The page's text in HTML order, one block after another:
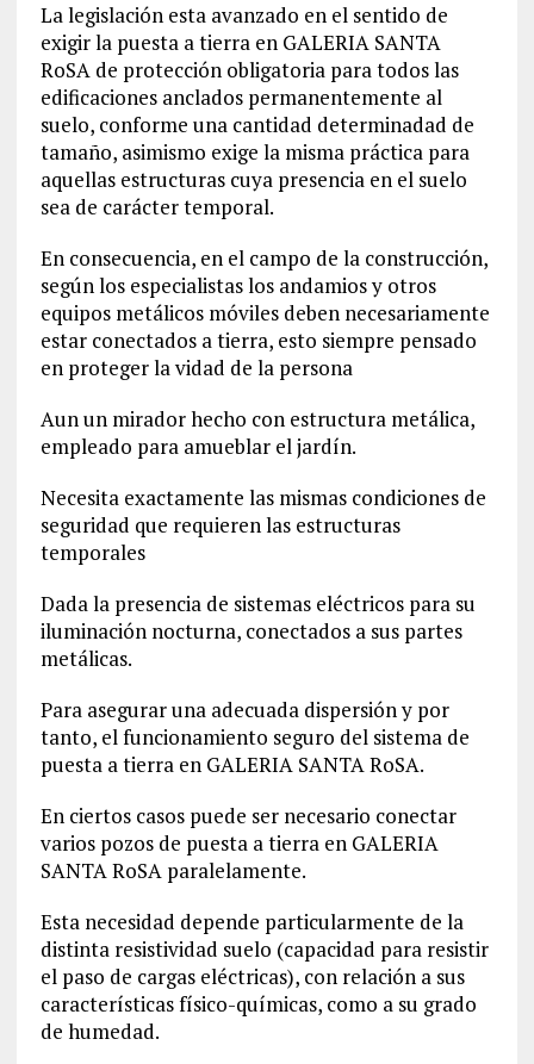
La legislación esta avanzado en el sentido de
exigir la puesta a tierra en GALERIA SANTA
RoSA de protección obligatoria para todos las
edificaciones anclados permanentemente al
suelo, conforme una cantidad determinadad de
tamaño, asimismo exige la misma práctica para
aquellas estructuras cuya presencia en el suelo
sea de carácter temporal.
En consecuencia, en el campo de la construcción,
según los especialistas los andamios y otros
equipos metálicos móviles deben necesariamente
estar conectados a tierra, esto siempre pensado
en proteger la vidad de la persona
Aun un mirador hecho con estructura metálica,
empleado para amueblar el jardín.
Necesita exactamente las mismas condiciones de
seguridad que requieren las estructuras
temporales
Dada la presencia de sistemas eléctricos para su
iluminación nocturna, conectados a sus partes
metálicas.
Para asegurar una adecuada dispersión y por
tanto, el funcionamiento seguro del sistema de
puesta a tierra en GALERIA SANTA RoSA.
En ciertos casos puede ser necesario conectar
varios pozos de puesta a tierra en GALERIA
SANTA RoSA paralelamente.
Esta necesidad depende particularmente de la
distinta resistividad suelo (capacidad para resistir
el paso de cargas eléctricas), con relación a sus
características físico-químicas, como a su grado
de humedad.